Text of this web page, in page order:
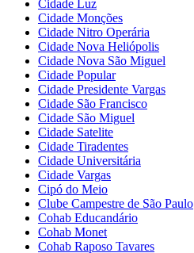
Cidade Luz
Cidade Monções
Cidade Nitro Operária
Cidade Nova Heliópolis
Cidade Nova São Miguel
Cidade Popular
Cidade Presidente Vargas
Cidade São Francisco
Cidade São Miguel
Cidade Satelite
Cidade Tiradentes
Cidade Universitária
Cidade Vargas
Cipó do Meio
Clube Campestre de São Paulo
Cohab Educandário
Cohab Monet
Cohab Raposo Tavares